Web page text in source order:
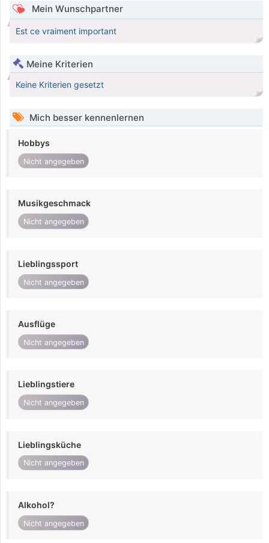
Mein Wunschpartner
Est ce vraiment important
Meine Kriterien
Keine Kriterien gesetzt
Mich besser kennenlernen
Hobbys
Nicht angegeben
Musikgeschmack
Nicht angegeben
Lieblingssport
Nicht angegeben
Ausflüge
Nicht angegeben
Lieblingstiere
Nicht angegeben
Lieblingsküche
Nicht angegeben
Alkohol?
Nicht angegeben